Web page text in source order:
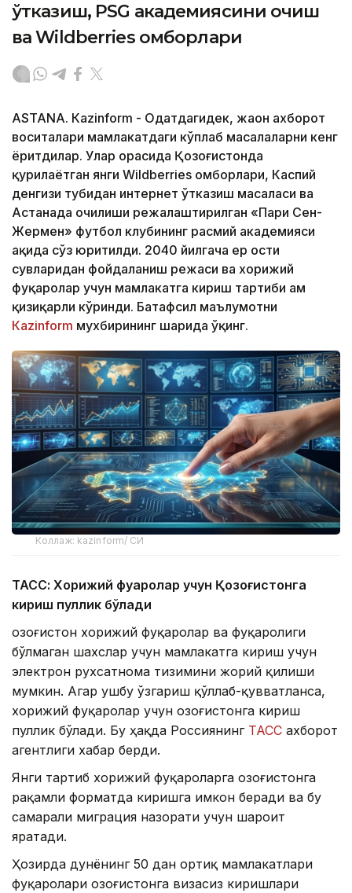
ўтказиш, PSG академиясини очиш
ва Wildberries омборлари
ASTANА. Кazinform - Одатдагидек, жаҳон ахборот
воситалари мамлакатдаги кўплаб масалаларни кенг
ёритдилар. Улар орасида Қозоғистонда
қурилаётган янги Wildberries омборлари, Каспий
денгизи тубидан интернет ўтказиш масаласи ва
Астанада очилиши режалаштирилган «Пари Сен-
Жермен» футбол клубининг расмий академияси
ҳақида сўз юритилди. 2040 йилгача ер ости
сувларидан фойдаланиш режаси ва хорижий
фуқаролар учун мамлакатга кириш тартиби ҳам
қизиқарли кўринди. Батафсил маълумотни
Кazinform мухбирининг шарҳида ўқинг.
Коллаж: kazinform/ СИ
ТАСС: Хорижий фуқаролар учун Қозоғистонга
кириш пуллик бўлади
Қозоғистон хорижий фуқаролар ва фуқаролиги
бўлмаган шахслар учун мамлакатга кириш учун
электрон рухсатнома тизимини жорий қилиши
мумкин. Агар ушбу ўзгариш қўллаб-қувватланса,
хорижий фуқаролар учун Қозоғистонга кириш
пуллик бўлади. Бу ҳақда Россиянинг ТАСС ахборот
агентлиги хабар берди.
Янги тартиб хорижий фуқароларга Қозоғистонга
рақамли форматда киришга имкон беради ва бу
самарали миграция назорати учун шароит
яратади.
Ҳозирда дунёнинг 50 дан ортиқ мамлакатлари
фуқаролари Қозоғистонга визасиз киришлари